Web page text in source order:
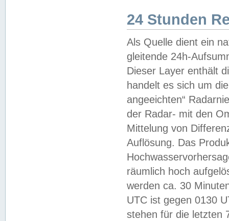
24 Stunden
Als Quelle dient ein
gleitende 24h-
Dieser Layer enthält
handelt es sich um
angeeichten“
der Radar- mit den
Mittelung von
Auflösung. Das
räumlich hoch
werden ca. 30
UTC ist gegen 0130
stehen für die letzten